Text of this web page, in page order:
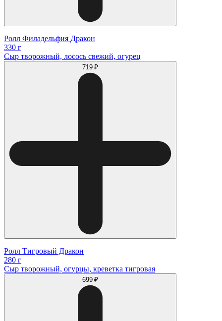
Ролл Филадельфия Дракон
330 г
Сыр творожный, лосось свежий, огурец
719 ₽
Ролл Тигровый Дракон
280 г
Сыр творожный, огурцы, креветка тигровая
699 ₽